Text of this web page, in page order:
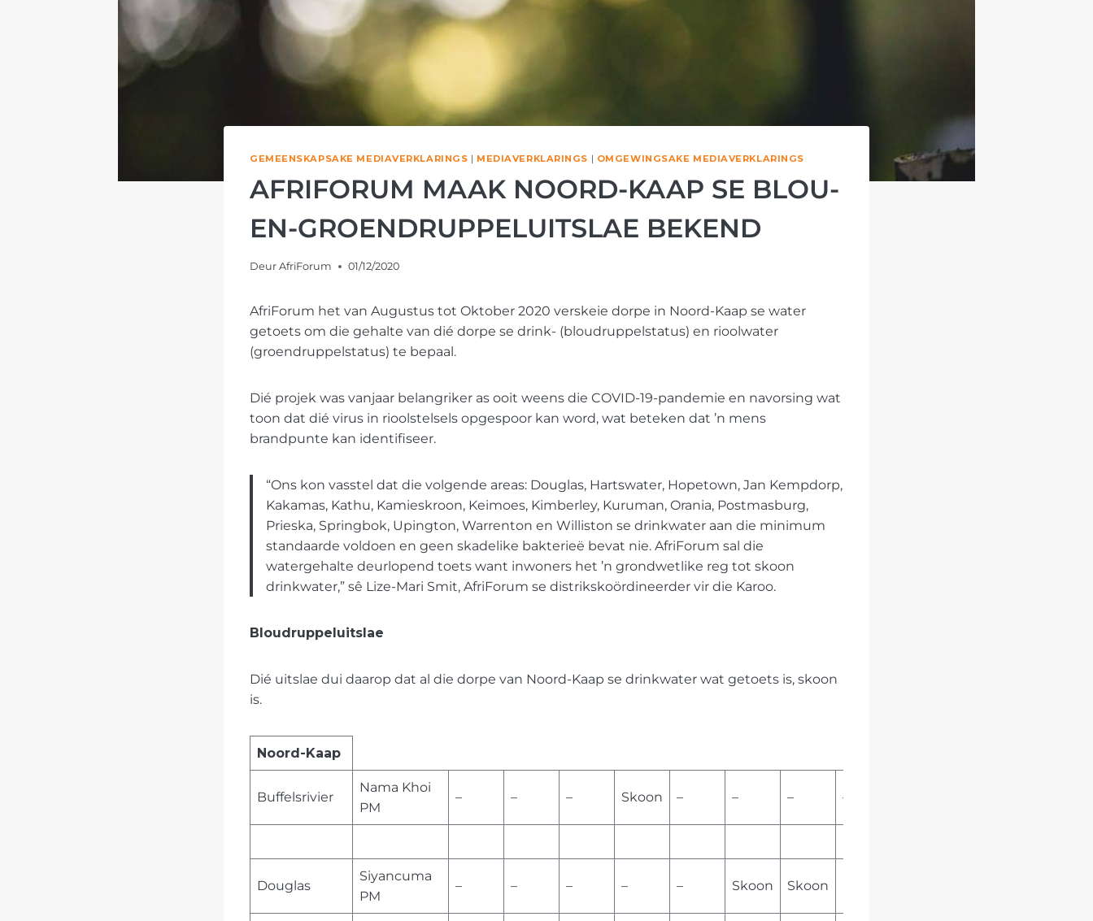
GEMEENSKAPSAKE MEDIAVERKLARINGS | MEDIAVERKLARINGS | OMGEWINGSAKE MEDIAVERKLARINGS
AFRIFORUM MAAK NOORD-KAAP SE BLOU-
EN-GROENDRUPPELUITSLAE BEKEND
Deur AfriForum 01/12/2020
AfriForum het van Augustus tot Oktober 2020 verskeie dorpe in Noord-Kaap se water
getoets om die gehalte van dié dorpe se drink- (bloudruppelstatus) en rioolwater
(groendruppelstatus) te bepaal.
Dié projek was vanjaar belangriker as ooit weens die COVID-19-pandemie en navorsing wat
toon dat dié virus in rioolstelsels opgespoor kan word, wat beteken dat ’n mens
brandpunte kan identifiseer.
“Ons kon vasstel dat die volgende areas: Douglas, Hartswater, Hopetown, Jan Kempdorp,
Kakamas, Kathu, Kamieskroon, Keimoes, Kimberley, Kuruman, Orania, Postmasburg,
Prieska, Springbok, Upington, Warrenton en Williston se drinkwater aan die minimum
standaarde voldoen en geen skadelike bakterieë bevat nie. AfriForum sal die
watergehalte deurlopend toets want inwoners het ’n grondwetlike reg tot skoon
drinkwater,” sê Lize-Mari Smit, AfriForum se distrikskoördineerder vir die Karoo.
Bloudruppeluitslae
Dié uitslae dui daarop dat al die dorpe van Noord-Kaap se drinkwater wat getoets is, skoon
is.
Noord-Kaap
Buffelsrivier
Nama Khoi
PM
– – – Skoon – – – –
Douglas
Siyancuma
PM
– – – – – Skoon Skoon